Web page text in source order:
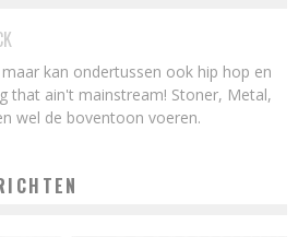
kan ondertussen ook hip hop en
that ain't mainstream! Stoner, Metal,
wel de boventoon voeren.